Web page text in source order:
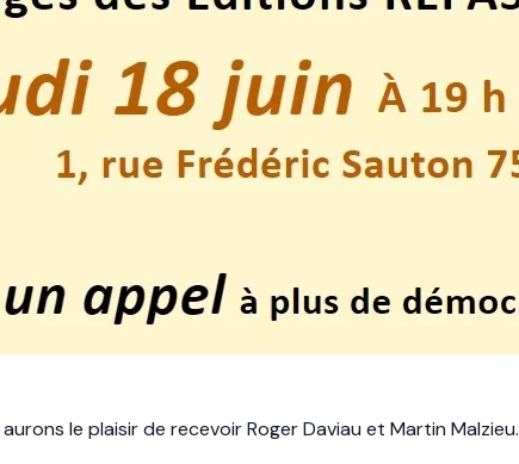
aurons le plaisir de recevoir Roger Daviau et Martin Malzieu.